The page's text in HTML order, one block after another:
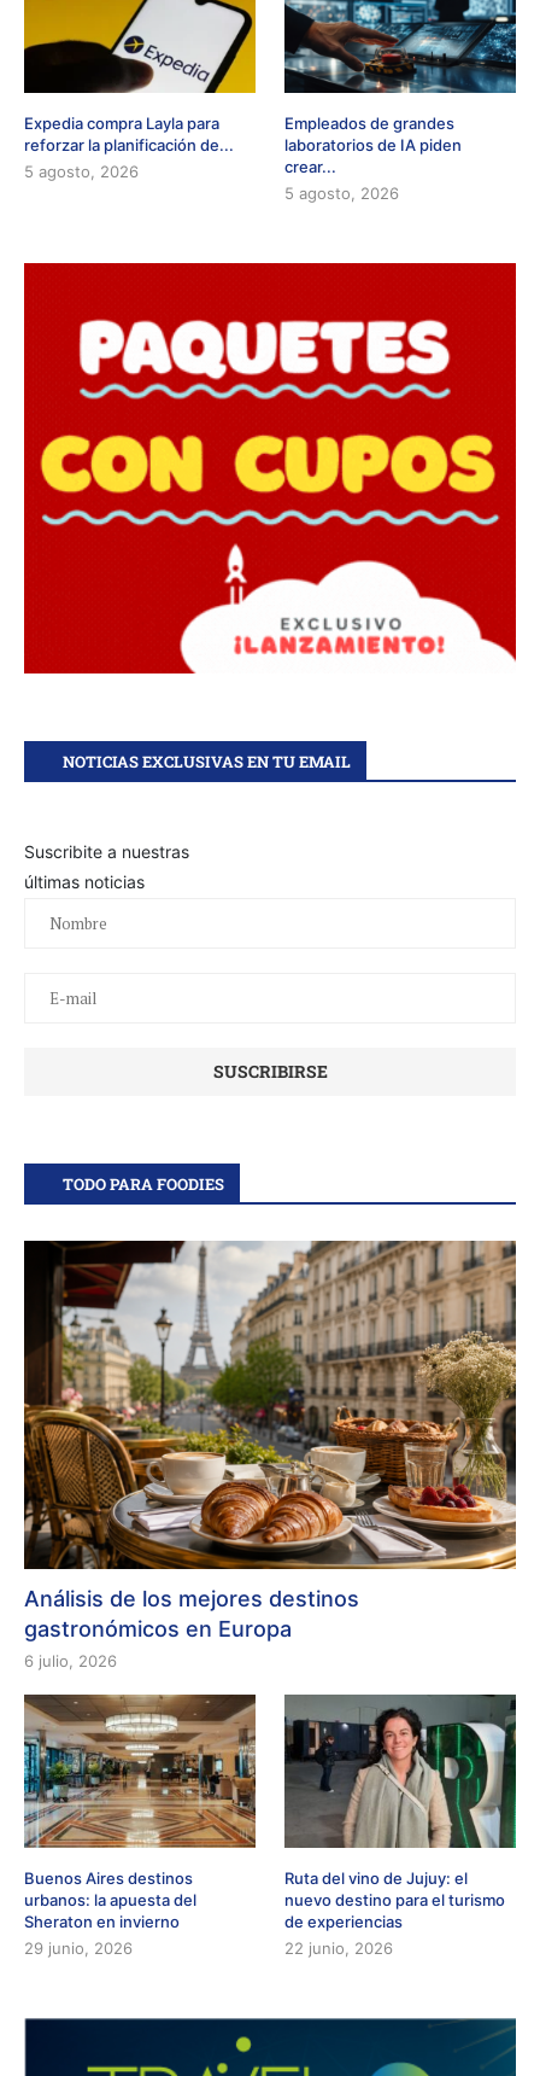
Expedia compra Layla para
reforzar la planificación de...
5 agosto, 2026
Empleados de grandes
laboratorios de IA piden
crear...
5 agosto, 2026
NOTICIAS EXCLUSIVAS EN TU EMAIL
Suscribite a nuestras
últimas noticias
TODO PARA FOODIES
Análisis de los mejores destinos
gastronómicos en Europa
6 julio, 2026
Buenos Aires destinos
urbanos: la apuesta del
Sheraton en invierno
29 junio, 2026
Ruta del vino de Jujuy: el
nuevo destino para el turismo
de experiencias
22 junio, 2026